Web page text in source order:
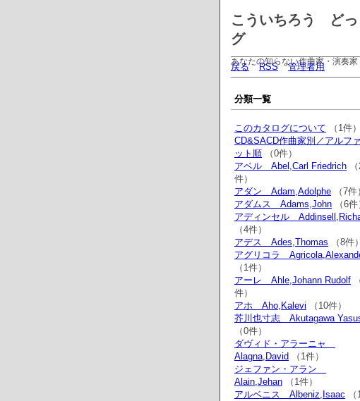
こういちろう ど
グ
あなたの知らない作曲家・演奏
戻る RSS 管理者用
分類一覧
このカタログについて （1件）
CD&SACD作曲家別／アルフ
ット順 （0件）
アベル Abel,Carl Friedrich
件）
アダン Adam,Adolphe （7件
アダムス Adams,John （6件
アディンセル
（4件）
アデス Ades,Thomas （8件）
アグリコラ
（1件）
アーレ Ahle,Johann Rudolf
件）
アホ Aho,Kalevi （10件）
芥川也寸志 Akutagawa
（0件）
ダヴィド・アラーニャ
Alagna,David （1件）
ジェファン・アラン
Alain,Jehan （1件）
アルベニス Albeniz,Isaac （